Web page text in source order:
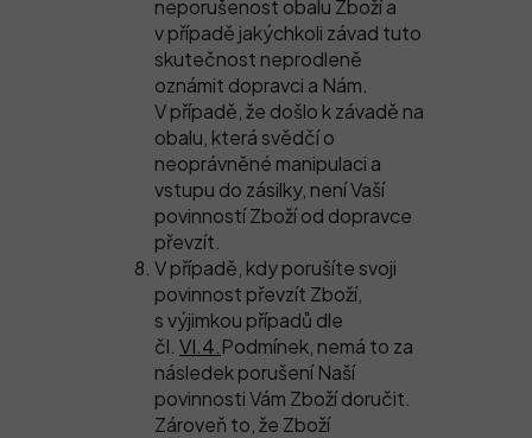
neporušenost obalu Zboží a
v případě jakýchkoli závad tuto
skutečnost neprodleně
oznámit dopravci a Nám.
V případě, že došlo k závadě na
obalu, která svědčí o
neoprávněné manipulaci a
vstupu do zásilky, není Vaší
povinností Zboží od dopravce
převzít.
V případě, kdy porušíte svoji
povinnost převzít Zboží,
s výjimkou případů dle
čl. VI.4. Podmínek, nemá to za
následek porušení Naší
povinnosti Vám Zboží doručit.
Zároveň to, že Zboží